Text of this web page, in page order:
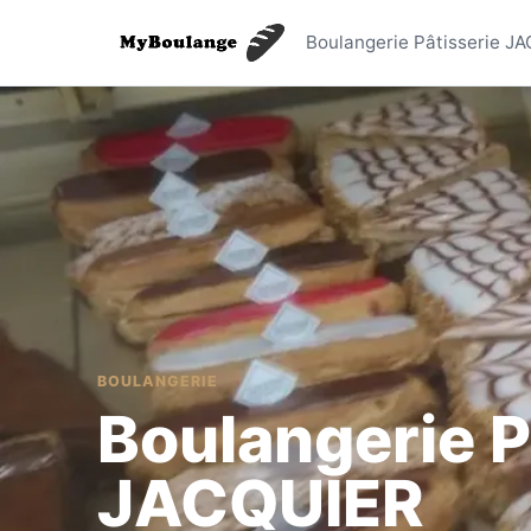
Boulangerie Pâtisserie
BOULANGERIE
Boulangerie
JACQUIER